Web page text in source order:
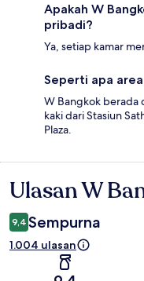
Apakah W
pribadi?
Ya, setiap kamar
Seperti apa
W Bangkok berada
kaki dari Stasiun
Plaza.
Ulasan
Ulasan W
9,4 Sempurna
1.004 ulasan